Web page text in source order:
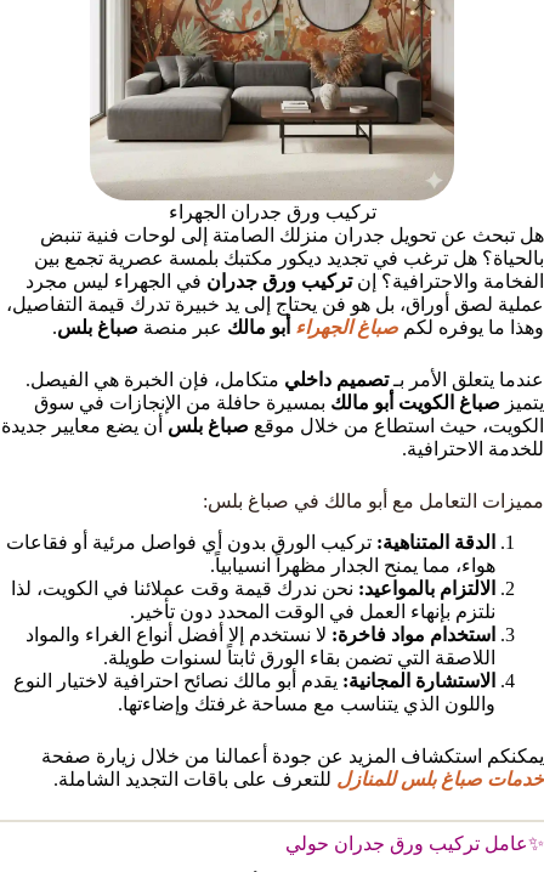
تركيب ورق جدران الجهراء
هل تبحث عن تحويل جدران منزلك الصامتة إلى لوحات فنية تنبض
بالحياة؟ هل ترغب في تجديد ديكور مكتبك بلمسة عصرية تجمع بين
الفخامة والاحترافية؟ إنتركيب ورق جدران في الجهراء ليس مجرد
عملية لصق أوراق، بل هو فن يحتاج إلى يد خبيرة تدرك قيمة التفاصيل،
وهذا ما يوفره لكم صباغ الجهراء أبو مالك عبر منصة صباغ بلس.
عندما يتعلق الأمر بـتصميم داخلي متكامل، فإن الخبرة هي الفيصل.
يتميز صباغ الكويت أبو مالك بمسيرة حافلة من الإنجازات في سوق
الكويت، حيث استطاع من خلال موقع صباغ بلس أن يضع معايير جديدة
للخدمة الاحترافية.
مميزات التعامل مع أبو مالك في صباغ بلس:
الدقة المتناهية: تركيب الورق بدون أي فواصل مرئية أو فقاعات
هواء، مما يمنح الجدار مظهراً انسيابياً.
الالتزام بالمواعيد: نحن ندرك قيمة وقت عملائنا في الكويت، لذا
نلتزم بإنهاء العمل في الوقت المحدد دون تأخير.
استخدام مواد فاخرة: لا نستخدم إلا أفضل أنواع الغراء والمواد
اللاصقة التي تضمن بقاء الورق ثابتاً لسنوات طويلة.
الاستشارة المجانية: يقدم أبو مالك نصائح احترافية لاختيار النوع
واللون الذي يتناسب مع مساحة غرفتك وإضاءتها.
يمكنكم استكشاف المزيد عن جودة أعمالنا من خلال زيارة صفحة
خدمات صباغ بلس للمنازل للتعرف على باقات التجديد الشاملة.
✨عامل تركيب ورق جدران حولي